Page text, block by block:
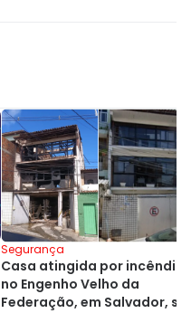
Segurança
Casa atingida por incêndio
no Engenho Velho da
Federação, em Salvador,